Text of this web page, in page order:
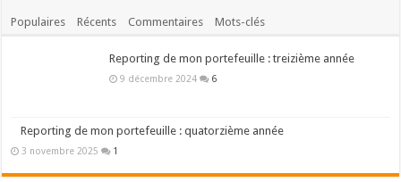
Populaires Récents Commentaires Mots-clés
Reporting de mon portefeuille : treizième année
9 décembre 2024 6
Reporting de mon portefeuille : quatorzième année
3 novembre 2025 1